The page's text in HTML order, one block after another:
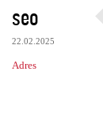
seo
22.02.2025
Adres